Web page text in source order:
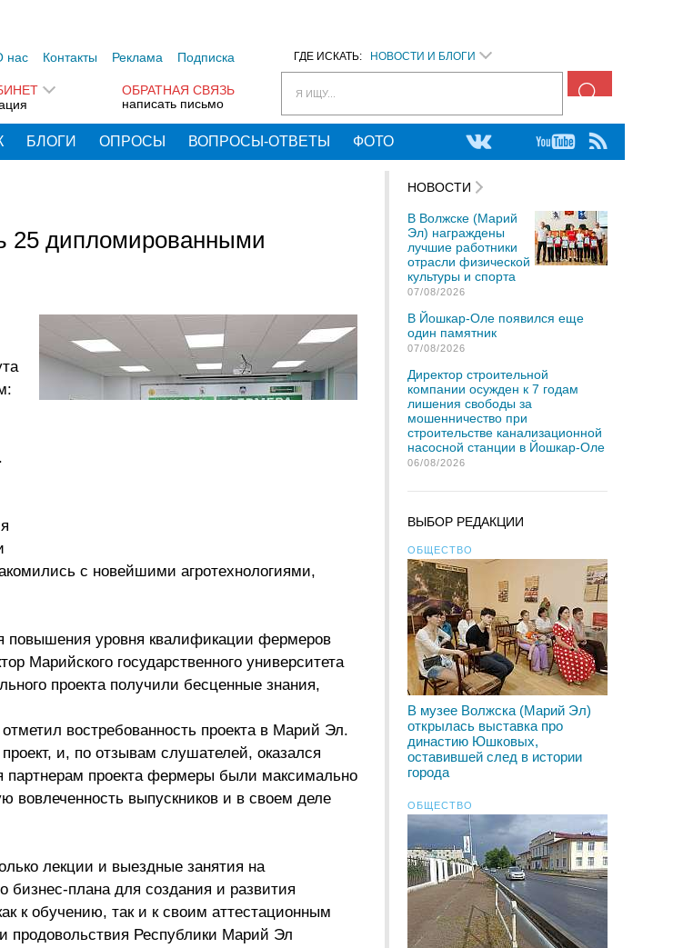
ГДЕ ИСКАТЬ: НОВОСТИ И БЛОГИ
Я ИЩУ...
нас Контакты Реклама Подписка
ОБРАТНАЯ СВЯЗЬ
написать письмо
БЛОГИ ОПРОСЫ ВОПРОСЫ-ОТВЕТЫ ФОТО
25 дипломированными
с новейшими агротехнологиями,
уровня квалификации фермеров
Марийского государственного университета
проекта получили бесценные знания,
востребованность проекта в Марий Эл.
и, по отзывам слушателей, оказался
проекта фермеры были максимально
выпускников и в своем деле
лекции и выездные занятия на
бизнес-плана для создания и развития
к обучению, так и к своим аттестационным
продовольствия Республики Марий Эл
НОВОСТИ
В Волжске (Марий
Эл) награждены
лучшие работники
отрасли физической
культуры и спорта
07/08/2026
В Йошкар-Оле появился еще
один памятник
07/08/2026
Директор строительной
компании осужден к 7 годам
лишения свободы за
мошенничество при
строительстве канализационной
насосной станции в Йошкар-Оле
06/08/2026
ВЫБОР РЕДАКЦИИ
ОБЩЕСТВО
В музее Волжска (Марий Эл)
открылась выставка про
династию Юшковых,
оставившей след в истории
города
ОБЩЕСТВО